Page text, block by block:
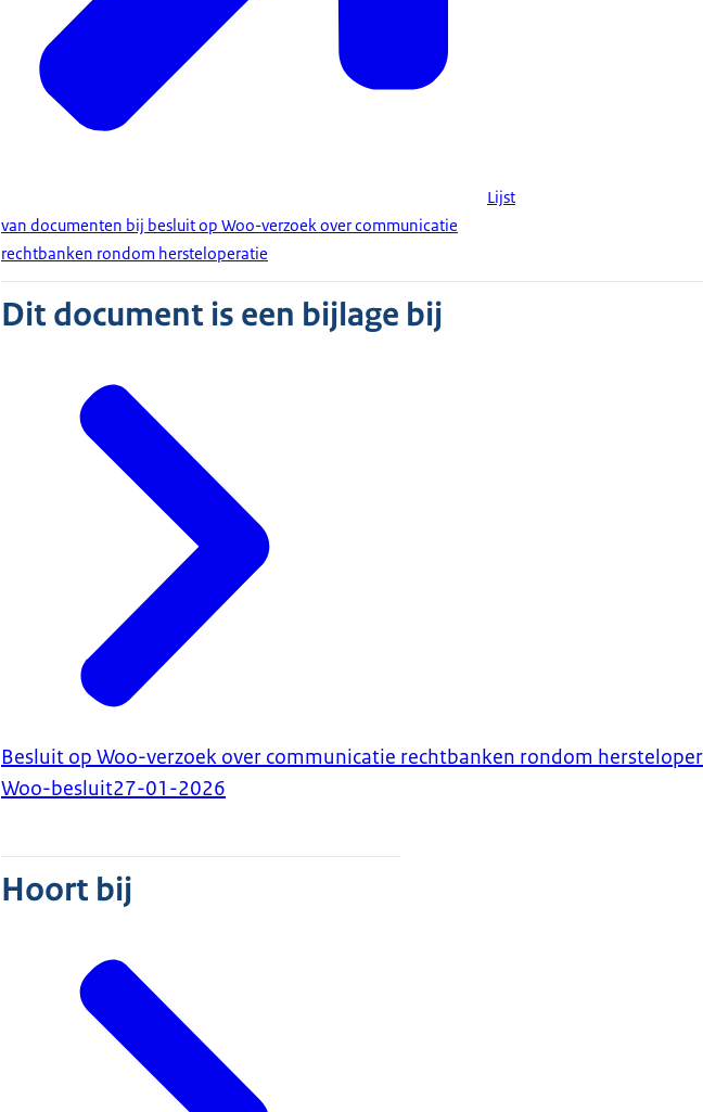
Lijst
van documenten bij besluit op Woo-verzoek over communicatie
rechtbanken rondom hersteloperatie
Dit document is een bijlage bij
Besluit op Woo-verzoek over communicatie rechtbanken rondom
Woo-besluit27-01-2026
Hoort bij